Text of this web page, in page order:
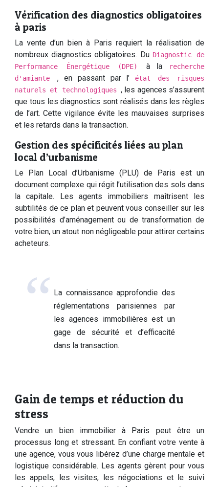
Vérification des diagnostics obligatoires
à paris
La vente d’un bien à Paris requiert la réalisation de
nombreux diagnostics obligatoires. Du Diagnostic de
Performance Énergétique (DPE) à la
recherche
d'amiante , en passant par l’
état des risques
naturels et technologiques , les agences s’assurent
que tous les diagnostics sont réalisés dans les règles
de l’art. Cette vigilance évite les mauvaises surprises
et les retards dans la transaction.
Gestion des spécificités liées au plan
local d’urbanisme
Le Plan Local d’Urbanisme (PLU) de Paris est un
document complexe qui régit l’utilisation des sols dans
la capitale. Les agents immobiliers maîtrisent les
subtilités de ce plan et peuvent vous conseiller sur les
possibilités d’aménagement ou de transformation de
votre bien, un atout non négligeable pour attirer certains
acheteurs.
La connaissance approfondie des
réglementations parisiennes par
les agences immobilières est un
gage de sécurité et d’efficacité
dans la transaction.
Gain de temps et réduction du
stress
Vendre un bien immobilier à Paris peut être un
processus long et stressant. En confiant votre vente à
une agence, vous vous libérez d’une charge mentale et
logistique considérable. Les agents gèrent pour vous
les appels, les visites, les négociations et le suivi